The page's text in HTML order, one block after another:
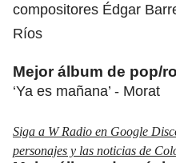
compositores Édgar
Ríos
Mejor álbum de pop/
‘Ya es mañana’ - Morat
Siga a W Radio en Google
personajes y las noticias de